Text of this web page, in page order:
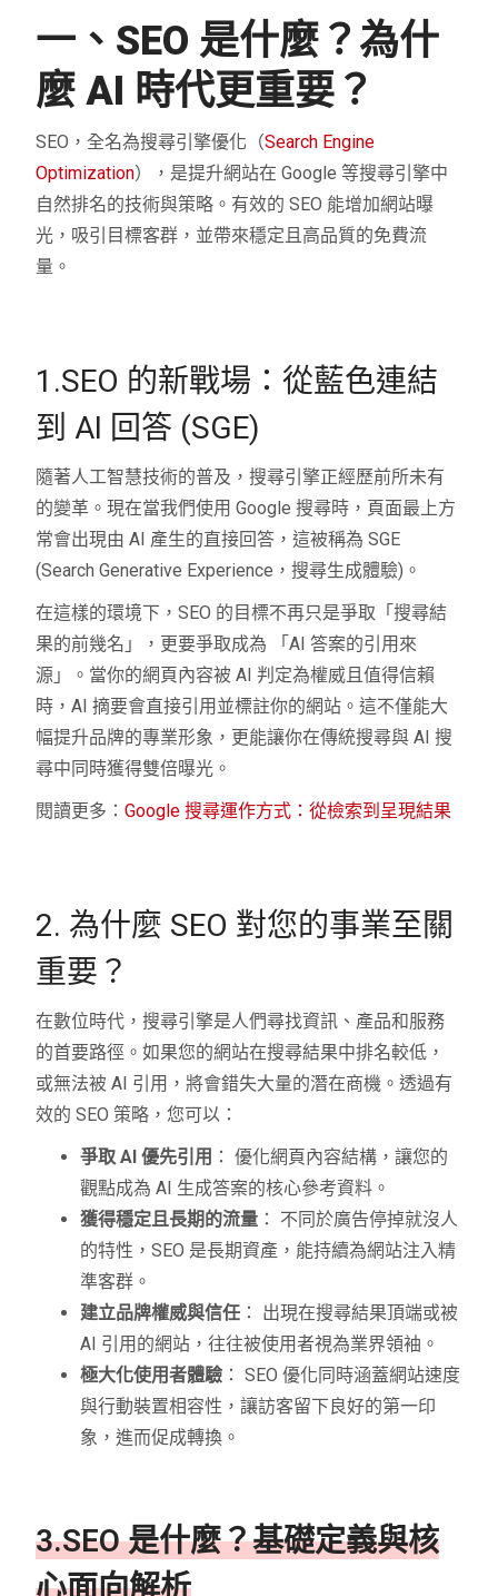
一、SEO 是什麼？為什
麼 AI 時代更重要？
SEO，全名為搜尋引擎優化（Search Engine
Optimization），是提升網站在 Google 等搜尋引擎中
自然排名的技術與策略。有效的 SEO 能增加網站曝
光，吸引目標客群，並帶來穩定且高品質的免費流
量。
1.SEO 的新戰場：從藍色連結
到 AI 回答 (SGE)
隨著人工智慧技術的普及，搜尋引擎正經歷前所未有
的變革。現在當我們使用 Google 搜尋時，頁面最上方
常會出現由 AI 產生的直接回答，這被稱為 SGE
(Search Generative Experience，搜尋生成體驗)。
在這樣的環境下，SEO 的目標不再只是爭取「搜尋結
果的前幾名」，更要爭取成為 「AI 答案的引用來
源」。當你的網頁內容被 AI 判定為權威且值得信賴
時，AI 摘要會直接引用並標註你的網站。這不僅能大
幅提升品牌的專業形象，更能讓你在傳統搜尋與 AI 搜
尋中同時獲得雙倍曝光。
閱讀更多：Google 搜尋運作方式：從檢索到呈現結果
2. 為什麼 SEO 對您的事業至關
重要？
在數位時代，搜尋引擎是人們尋找資訊、產品和服務
的首要路徑。如果您的網站在搜尋結果中排名較低，
或無法被 AI 引用，將會錯失大量的潛在商機。透過有
效的 SEO 策略，您可以：
爭取 AI 優先引用 ： 優化網頁內容結構，讓您的
觀點成為 AI 生成答案的核心參考資料。
獲得穩定且長期的流量 ： 不同於廣告停掉就沒人
的特性，SEO 是長期資產，能持續為網站注入精
準客群。
建立品牌權威與信任 ： 出現在搜尋結果頂端或被
AI 引用的網站，往往被使用者視為業界領袖。
極大化使用者體驗 ： SEO 優化同時涵蓋網站速度
與行動裝置相容性，讓訪客留下良好的第一印
象，進而促成轉換。
3.SEO 是什麼？基礎定義與核
心面向解析